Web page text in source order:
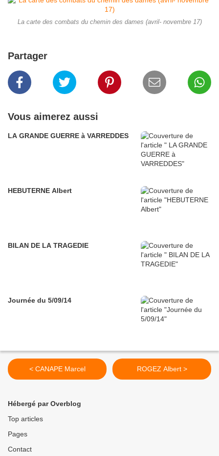
La carte des combats du chemin des dames (avril- novembre 17)
Partager
Vous aimerez aussi
LA GRANDE GUERRE à VARREDDES
HEBUTERNE Albert
BILAN DE LA TRAGEDIE
Journée du 5/09/14
< CANAPE Marcel ROGEZ Albert >
Hébergé par Overblog
Top articles
Pages
Contact